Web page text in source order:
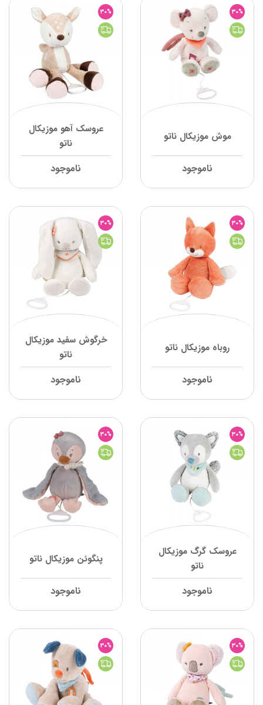
30%
موش موزیکال ناتو
ناموجود
30%
عروسک آهو موزیکال
ناتو
ناموجود
30%
روباه موزیکال ناتو
ناموجود
30%
خرگوش سفید موزیکال
ناتو
ناموجود
30%
عروسک گرگ موزیکال
ناتو
ناموجود
30%
پنگوئن موزیکال ناتو
ناموجود
30%
30%